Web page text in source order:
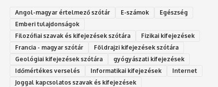
Angol-magyar értelmező szótár E-számok
Egészség
Emberi tulajdonságok
Filozófiai szavak és kifejezések szótára
Fizikai kifejezések
Francia - magyar szótár
Földrajzi kifejezések szótára
Geológiai kifejezések szótára
gyógyászati kifejezések
Időmértékes verselés
Informatikai kifejezések
Internet
Joggal kapcsolatos szavak és kifejezések